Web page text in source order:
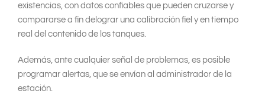
existencias, con datos confiables que pueden cruzarse y
compararse a fin delograr una calibración fiel y en tiempo
real del contenido de los tanques.
Además, ante cualquier señal de problemas, es posible
programar alertas, que se envían al administrador de la
estación.